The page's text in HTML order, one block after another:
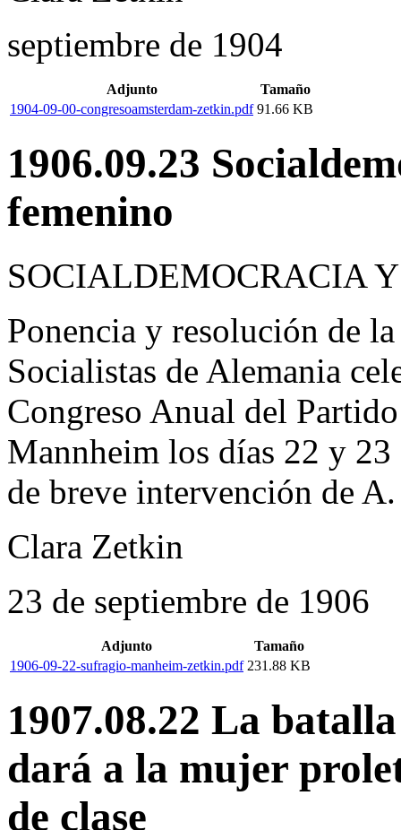
septiembre de 1904
Adjunto
Tamaño
1904-09-00-congresoamsterdam-zetkin.pdf 91.66 KB
1906.09.23
femenino
SOCIALDEMOCRACIA
Ponencia y resolución de
Socialistas de Alemania
Congreso Anual del
Mannheim los días 22 y
de breve intervención de
Clara Zetkin
23 de septiembre de 1906
Adjunto
Tamaño
1906-09-22-sufragio-manheim-zetkin.pdf 231.88 KB
1907.08.22 La
dará a la mujer
de clase